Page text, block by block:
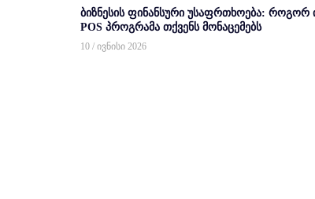
ბიზნესის ფინანსური უსაფრთხოება: როგორ
POS პროგრამა თქვენს მონაცემებს
10 / ივნისი 2026